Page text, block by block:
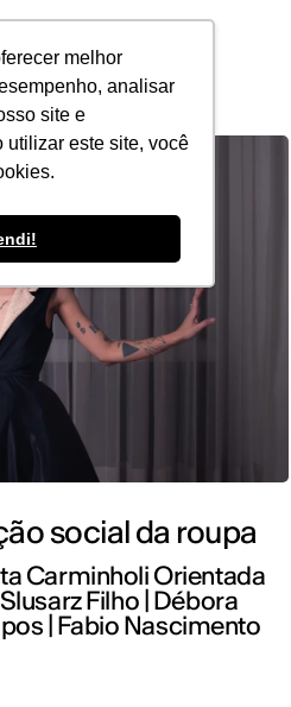
melhor
analisar
site e
utilizar este site, você
social da roupa
Carminholi Orientada
Filho | Débora
| Fabio Nascimento